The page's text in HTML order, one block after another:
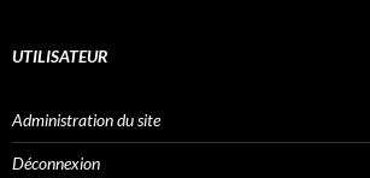
UTILISATEUR
Administration du site
Déconnexion